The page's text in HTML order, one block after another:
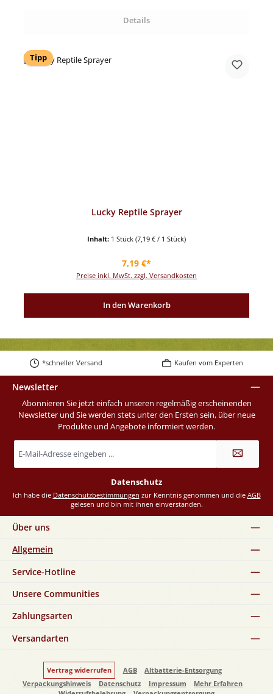
Details
Tipp
Lucky Reptile Sprayer
Inhalt: 1 Stück (7,19 € / 1 Stück)
Regulärer Preis:
7,19 €*
Preise inkl. MwSt. zzgl. Versandkosten
In den Warenkorb
*schneller Versand Kaufen vom Experten
Newsletter
Abonnieren Sie jetzt einfach unseren regelmäßig erscheinenden
Newsletter und Sie werden stets unter den Ersten sein, über neue
Produkte und Angebote informiert werden.
E-
Mail-
Datenschutz
Ich habe die Datenschutzbestimmungen zur Kenntnis genommen und die AGB
gelesen und bin mit ihnen einverstanden.
Über uns
Allgemein
Service-Hotline
Unsere Communities
Zahlungsarten
Versandarten
Vertrag widerrufen AGB
Altbatterie-Entsorgung
Verpackungshinweis
Datenschutz Impressum
Mehr Erfahren